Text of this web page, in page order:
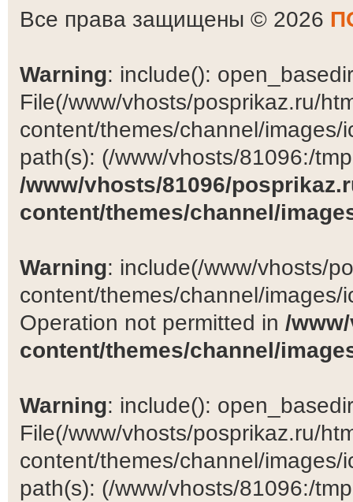
Все права защищены © 2026
Warning: include():
File(/www/vhosts/posprikaz.ru/
content/themes/channel/
path(s): (/www/vhosts/81096:/
/www/vhosts/81096/
content/themes/channel/
Warning: include(/www/vhosts/
content/themes/channel/
Operation not permitted in /
content/themes/channel/
Warning: include():
File(/www/vhosts/posprikaz.ru/
content/themes/channel/
path(s): (/www/vhosts/81096:/